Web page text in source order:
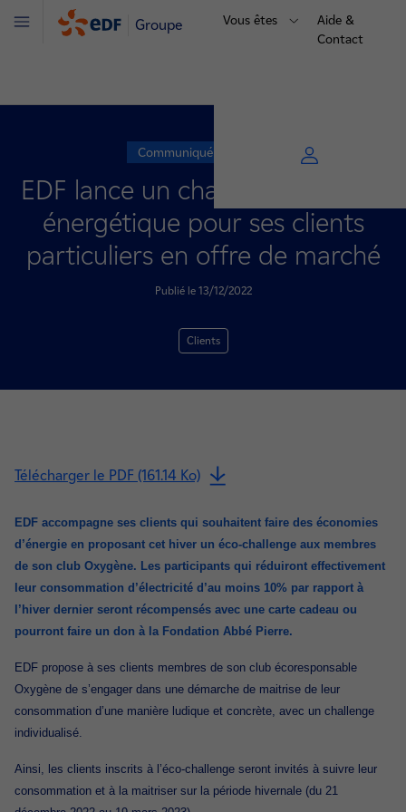
Groupe Vous êtes
Aide &
Contact
Menu
Communiqué de presse
EDF lance un challenge sobriété
énergétique pour ses clients
particuliers en offre de marché
Publié le 13/12/2022
Clients
Télécharger le PDF (161.14 Ko)
EDF accompagne ses clients qui souhaitent faire des économies
d’énergie en proposant cet hiver un éco-challenge aux membres
de son club Oxygène. Les participants qui réduiront effectivement
leur consommation d’électricité d’au moins 10% par rapport à
l’hiver dernier seront récompensés avec une carte cadeau ou
pourront faire un don à la Fondation Abbé Pierre.
EDF propose à ses clients membres de son club écoresponsable
Oxygène de s’engager dans une démarche de maitrise de leur
consommation d’une manière ludique et concrète, avec un challenge
individualisé.
Ainsi, les clients inscrits à l’éco-challenge seront invités à suivre leur
consommation et à la maitriser sur la période hivernale (du 21